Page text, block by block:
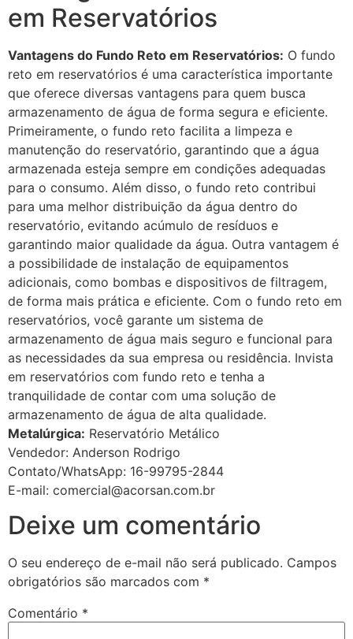
em Reservatórios
Vantagens do Fundo Reto em Reservatórios: O fundo
reto em reservatórios é uma característica importante
que oferece diversas vantagens para quem busca
armazenamento de água de forma segura e eficiente.
Primeiramente, o fundo reto facilita a limpeza e
manutenção do reservatório, garantindo que a água
armazenada esteja sempre em condições adequadas
para o consumo. Além disso, o fundo reto contribui
para uma melhor distribuição da água dentro do
reservatório, evitando acúmulo de resíduos e
garantindo maior qualidade da água. Outra vantagem é
a possibilidade de instalação de equipamentos
adicionais, como bombas e dispositivos de filtragem,
de forma mais prática e eficiente. Com o fundo reto em
reservatórios, você garante um sistema de
armazenamento de água mais seguro e funcional para
as necessidades da sua empresa ou residência. Invista
em reservatórios com fundo reto e tenha a
tranquilidade de contar com uma solução de
armazenamento de água de alta qualidade.
Metalúrgica: Reservatório Metálico
Vendedor: Anderson Rodrigo
Contato/WhatsApp: 16-99795-2844
E-mail: comercial@acorsan.com.br
Deixe um comentário
O seu endereço de e-mail não será publicado. Campos
obrigatórios são marcados com *
Comentário *